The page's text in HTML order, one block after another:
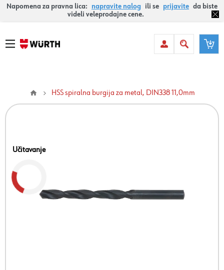
Napomena za pravna lica: napravite nalog ili se prijavite da biste
videli veleprodajne cene.
HSS spiralna burgija za metal, DIN338 11,0mm
Učitavanje